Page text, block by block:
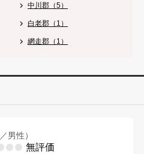
中川郡（5）
白老郡（1）
網走郡（1）
男性）
無評価